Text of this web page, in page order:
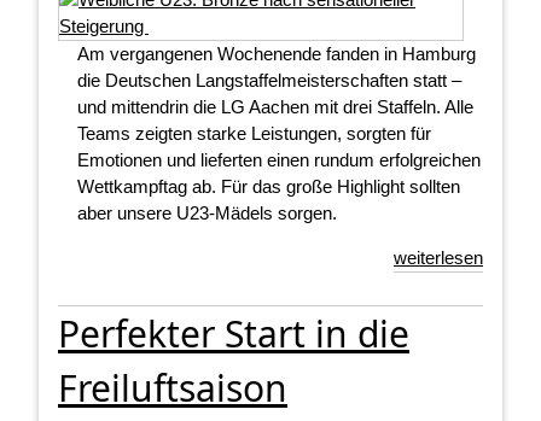
Am vergangenen Wochenende fanden in Hamburg
die Deutschen Langstaffelmeisterschaften statt –
und mittendrin die LG Aachen mit drei Staffeln. Alle
Teams zeigten starke Leistungen, sorgten für
Emotionen und lieferten einen rundum erfolgreichen
Wettkampftag ab. Für das große Highlight sollten
aber unsere U23-Mädels sorgen.
weiterlesen
Perfekter Start in die
Freiluftsaison